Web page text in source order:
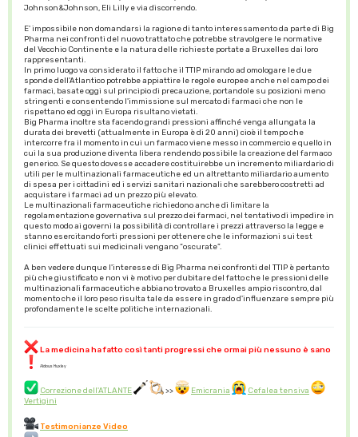
Johnson&Johnson, Eli Lilly e via discorrendo.
E' impossibile non domandarsi la ragione di tanto interessamento da parte di Big
Pharma nei confronti del nuovo trattato che potrebbe stravolgere le normative
del Vecchio Continente e la natura delle richieste portate a Bruxelles dai loro
rappresentanti.
In primo luogo va considerato il fatto che il TTIP mirando ad omologare le due
sponde dell'Atlantico potrebbe appiattire le regole europee anche nel campo dei
farmaci, basate oggi sul principio di precauzione, portandole su posizioni meno
stringenti e consentendo l'immissione sul mercato di farmaci che non le
rispettano ed oggi in Europa risultano vietati.
Big Pharma inoltre sta facendo grandi pressioni affinché venga allungata la
durata dei brevetti (attualmente in Europa è di 20 anni) cioè il tempo che
intercorre fra il momento in cui un farmaco viene messo in commercio e quello in
cui la sua produzione diventa libera rendendo possibile la creazione del farmaco
generico. Se questo dovesse accadere costituirebbe un incremento miliardario di
utili per le multinazionali farmaceutiche ed un altrettanto miliardario aumento
di spesa per i cittadini ed i servizi sanitari nazionali che sarebbero costretti ad
acquistare i farmaci ad un prezzo più elevato.
Le multinazionali farmaceutiche richiedono anche di limitare la
regolamentazione governativa sul prezzo dei farmaci, nel tentativo di impedire in
questo modo ai governi la possibilità di controllare i prezzi attraverso la legge e
stanno esercitando forti pressioni per ottenere che le informazioni sui test
clinici effettuati sui medicinali vengano “oscurate”.
A ben vedere dunque l'interesse di Big Pharma nei confronti del TTIP è pertanto
più che giustificato e non vi è motivo per dubitare del fatto che le pressioni delle
multinazionali farmaceutiche abbiano trovato a Bruxelles ampio riscontro, dal
momento che il loro peso risulta tale da essere in grado d'influenzare sempre più
profondamente le scelte politiche internazionali.
La medicina ha fatto così tanti progressi che ormai più nessuno è sano
Aldous Huxley
Correzione dell'ATLANTE >> Emicrania
Cefalea tensiva
Vertigini
Testimonianze Video